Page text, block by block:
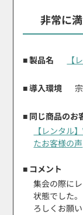
非常に
■ 製品名 【
■ 導入環境
■ 同じ商品のお
【レンタル
たお客様の声
■ コメント
集会の際に
状態でした
ろしくお願い